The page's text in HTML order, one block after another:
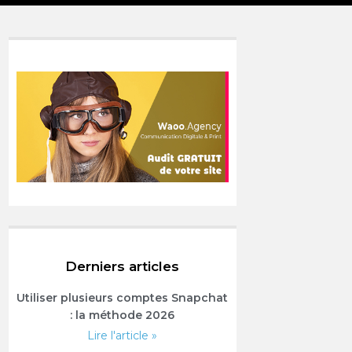
Derniers articles
Utiliser plusieurs comptes Snapchat
: la méthode 2026
Lire l'article »